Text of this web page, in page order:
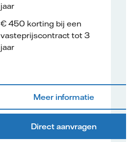
jaar
€ 450 korting bij een
vasteprijscontract tot 3
jaar
Meer informatie
Direct aanvragen